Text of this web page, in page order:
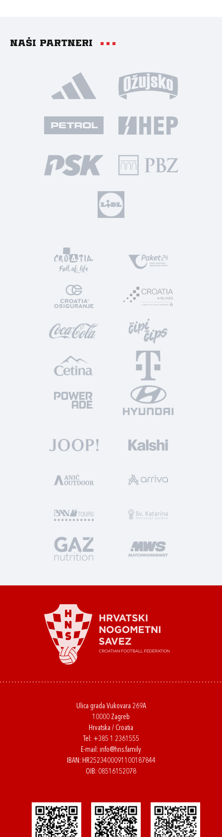
Naši partneri
Ulica grada Vukovara 269A
10000 Zagreb
Hrvatska / Croatia
Tel: +385 1 2361555
E-mail: info@hns.family
IBAN: HR2523400091100187844
OIB: 08516152078